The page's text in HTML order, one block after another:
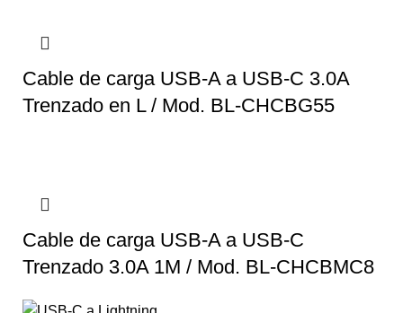
Cable de carga USB-A a USB-C 3.0A
Trenzado en L / Mod. BL-CHCBG55
Cable de carga USB-A a USB-C
Trenzado 3.0A 1M / Mod. BL-CHCBMC8